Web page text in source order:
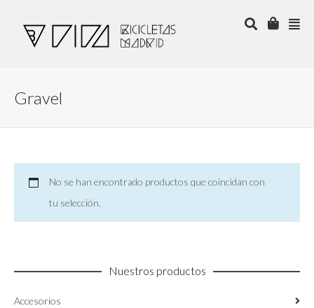
Gravel
No se han encontrado productos que coincidan con
tu selección.
Nuestros productos
Accesorios